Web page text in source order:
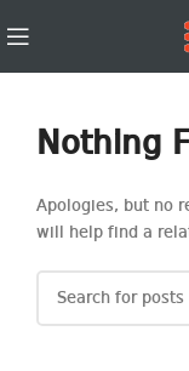
Nothing
Apologies, but no
will help find a